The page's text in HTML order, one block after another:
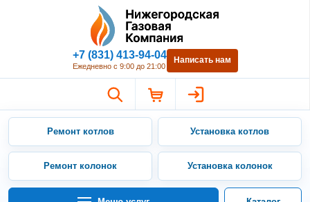
Нижегородская Газовая
+7 (831) 413-94-04
Ежедневно с 9:00 до 21:00
Написать нам
Ремонт котлов Установка котлов
Ремонт колонок Установка колонок